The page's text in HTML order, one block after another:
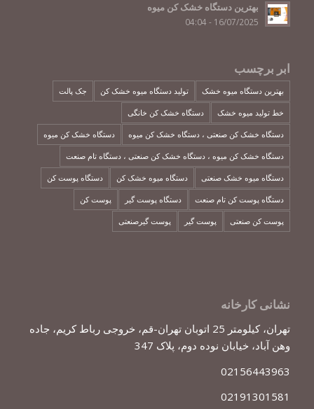
بهترین دستگاه خشک کن میوه
16/07/2025 - 04:04
ابر برچسب
بهترین دستگاه میوه خشک تولید دستگاه میوه خشک کن جک پالت
خط تولید میوه خشک دستگاه خشک کن خانگی
دستگاه خشک کن صنعتی ، دستگاه خشک کن میوه دستگاه خشک کن میوه
دستگاه خشک کن میوه ، دستگاه خشک کن صنعتی ، دستگاه تام صنعت
دستگاه میوه خشک صنعتی دستگاه میوه خشک کن دستگاه پوست کن
دستگاه پوست کن تام صنعت دستگاه پوست گیر پوست کن
پوست کن صنعتی پوست گیر پوست گیرصنعتی
نشانی کارخانه
تهران، کیلومتر 25 اتوبان تهران-قم، خروجی رباط کریم، جاده
وهن آباد، خیابان نوده دوم، پلاک 347
02156443963
02191301581